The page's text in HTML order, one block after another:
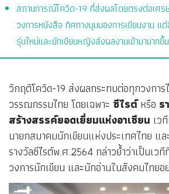
สถานการณ์โควิด-19 ที่ส่งผลโดยตรงต่อเศ
วงการหนังสือ ทิศทางมุมมองการเขียนงาน แ
รุ่นใหม่และนักเขียนหญิงส่งผลงานเข้ามามากขึ้น
วิกฤติโควิด-19 ส่งผลกระทบต่อทุกวงกา
วรรณกรรมไทย โดยเฉพาะ ซีไรต์หรือ ร
สร้างสรรค์ยอดเยี่ยมแห่งอาเซียน เว
นายกสมาคมนักเขียนแห่งประเทศไทย แ
รางวัลซีไรต์พ.ศ.2564 กล่าวย้ำว่าเป็นเว
วงการนักเขียน และนักอ่านในสังคมไทยอ